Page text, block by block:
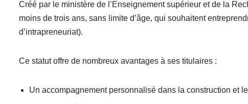
Créé par le ministère de l’Enseignement supérieur et de la
moins de trois ans, sans limite d’âge, qui souhaitent
d’intrapreneuriat).
Ce statut offre de nombreux avantages à ses titulaires :
Un accompagnement personnalisé dans la construction et